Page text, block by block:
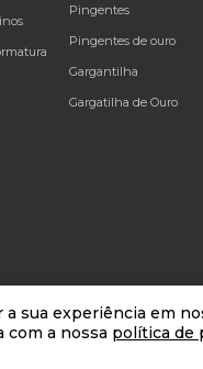
sua experiência em
com a nossa política de
Pingentes
Pingentes de ouro
Gargantilha
Gargatilha de Ouro
sem prévio aviso. | *